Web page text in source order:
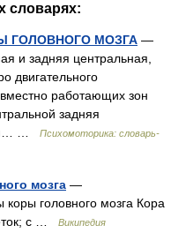
словарях:
ГОЛОВНОГО МОЗГА —
и задняя центральная,
двигательного
работающих зон
задняя
…
Психомоторика: cловарь-
мозга —
головного мозга Кора
с …
Википедия